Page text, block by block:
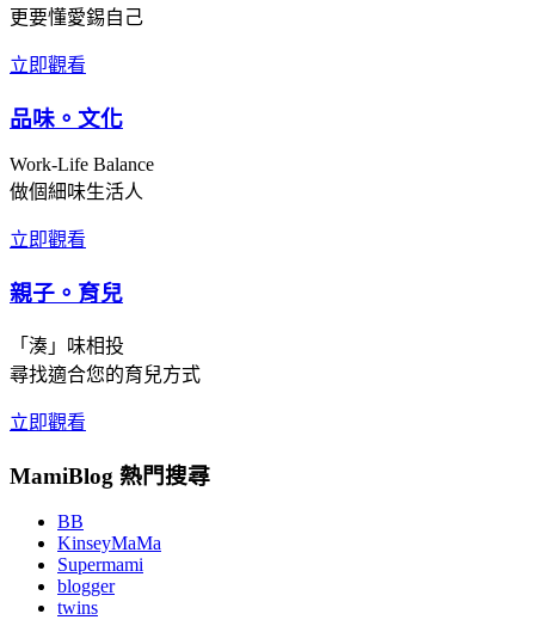
更要懂愛錫自己
立即觀看
品味。文化
Work-Life Balance
做個細味生活人
立即觀看
親子。育兒
「湊」味相投
尋找適合您的育兒方式
立即觀看
MamiBlog 熱門搜尋
BB
KinseyMaMa
Supermami
blogger
twins